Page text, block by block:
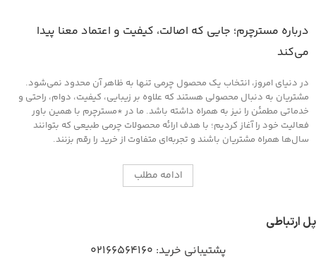
درباره مسترچرم؛ جایی که اصالت، کیفیت و اعتماد معنا پیدا
می‌کند
در دنیای امروز، انتخاب یک محصول چرمی تنها به ظاهر آن محدود نمی‌شود.
مشتریان به دنبال محصولی هستند که علاوه بر زیبایی، کیفیت، دوام، راحتی و
خدماتی مطمئن را نیز به همراه داشته باشد. ما در *مسترچرم با همین باور
فعالیت خود را آغاز کردیم؛ با هدف ارائه محصولات چرمی طبیعی که بتوانند
سال‌ها همراه مشتریان باشند و تجربه‌ای متفاوت از خرید را رقم بزنند.
ادامه مطلب
پل ارتباطی
پشتیبانی خرید: 02166564160